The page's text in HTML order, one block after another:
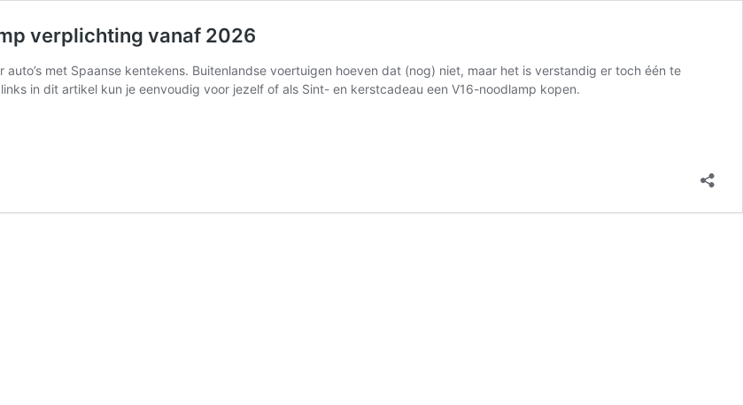
verplichting vanaf 2026
met Spaanse kentekens. Buitenlandse voertuigen hoeven dat (nog) niet, maar het is verstandig er toch één te
in dit artikel kun je eenvoudig voor jezelf of als Sint- en kerstcadeau een V16-noodlamp kopen.